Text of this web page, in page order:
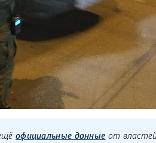
официальные данные от